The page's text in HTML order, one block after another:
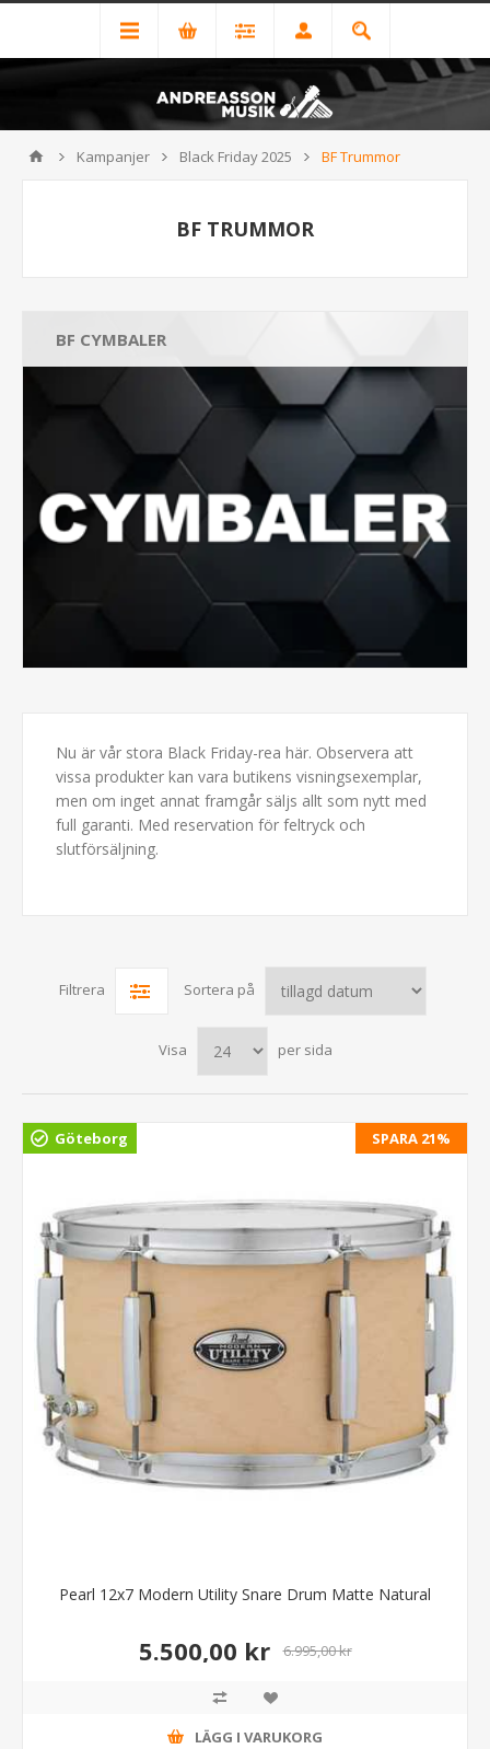
Kampanjer Black Friday 2025 BF Trummor
BF TRUMMOR
BF CYMBALER
Nu är vår stora Black Friday-rea här. Observera att
vissa produkter kan vara butikens visningsexemplar,
men om inget annat framgår säljs allt som nytt med
full garanti. Med reservation för feltryck och
slutförsäljning.
Filtrera Sortera på
Visa per sida
SPARA 21%
Göteborg
Pearl 12x7 Modern Utility Snare Drum Matte Natural
5.500,00 kr 6.995,00 kr
LÄGG I VARUKORG